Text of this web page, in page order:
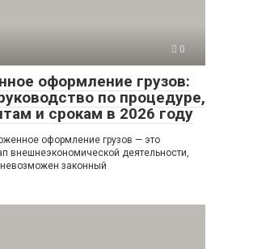
0
оформление грузов:
по процедуре,
и срокам в 2026 году
оформление грузов — это
внешнеэкономической деятельности,
невозможен законный